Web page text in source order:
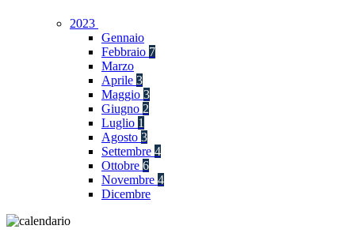
2023
Gennaio
Febbraio 7
Marzo
Aprile 3
Maggio 3
Giugno 2
Luglio 1
Agosto 3
Settembre 4
Ottobre 6
Novembre 4
Dicembre